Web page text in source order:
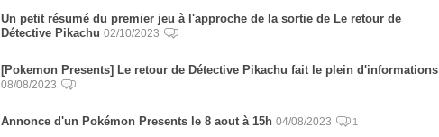
Un petit résumé du premier jeu à l'approche de la sortie de Le retour de
Détective Pikachu 02/10/2023
[Pokemon Presents] Le retour de Détective Pikachu fait le plein d'informations
08/08/2023
Annonce d'un Pokémon Presents le 8 aout à 15h 04/08/2023 1